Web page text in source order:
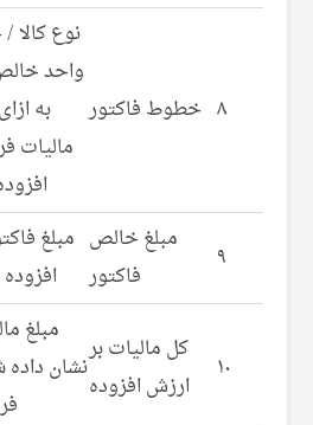
۸ خطوط فاکتور
نوع کالا
واحد
به
مالیات
۹
مبلغ خالص
فاکتور
مبلغ
۱۰
کل مالیات بر
ارزش افزوده
مبلغ
نشان